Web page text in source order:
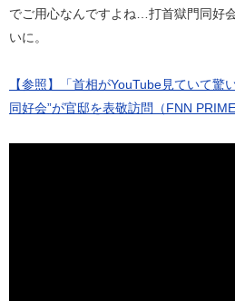
でご用心なんですよね…打首獄門同好
いに。
【参照】「首相がYouTube見ていて驚
同好会”が官邸を表敬訪問（FNN PRIME